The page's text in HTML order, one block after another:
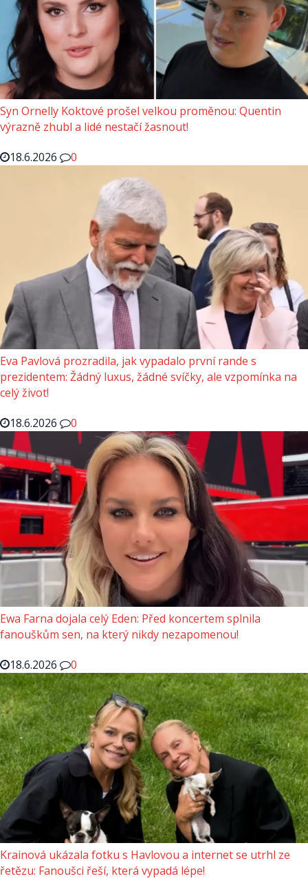
Syn Ornelly Koktové prošel velkou proměnou: Quentin
výrazně zhubl a lidé nestačí žasnout!
18.6.2026
0
Eva Pavlová prozradila, jak vypadalo první rande s
prezidentem: Žádný luxus, žádné svíčky, ale vzpomínka na
celý život!
18.6.2026
0
Ewa Farna dojala celý Eden: Před koncertem splnila
fanouškům sen, na který nikdy nezapomenou!
18.6.2026
0
Krainová ukázala fotku s Havlovou a internet se utrhl ze
řetězu: Fanoušci řeší, která vypadá lépe!